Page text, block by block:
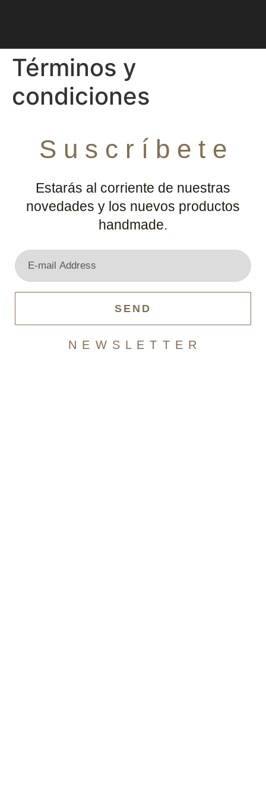
Términos y
condiciones
S u s c r í b e t e
Estarás al corriente de nuestras
novedades y los nuevos productos
handmade.
SEND
N E W S L E T T E R